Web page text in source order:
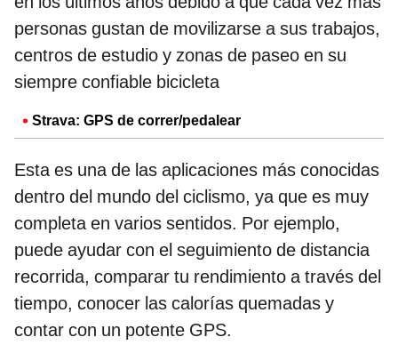
personas gustan de movilizarse a sus trabajos,
centros de estudio y zonas de paseo en su
siempre confiable bicicleta
Strava: GPS de correr/pedalear
Esta es una de las aplicaciones más conocidas
dentro del mundo del ciclismo, ya que es muy
completa en varios sentidos. Por ejemplo,
puede ayudar con el seguimiento de distancia
recorrida, comparar tu rendimiento a través del
tiempo, conocer las calorías quemadas y
contar con un potente GPS.